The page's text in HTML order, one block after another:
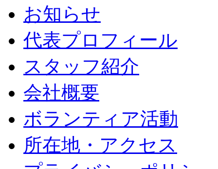
お知らせ
代表プロフィール
スタッフ紹介
会社概要
ボランティア活動
所在地・アクセス